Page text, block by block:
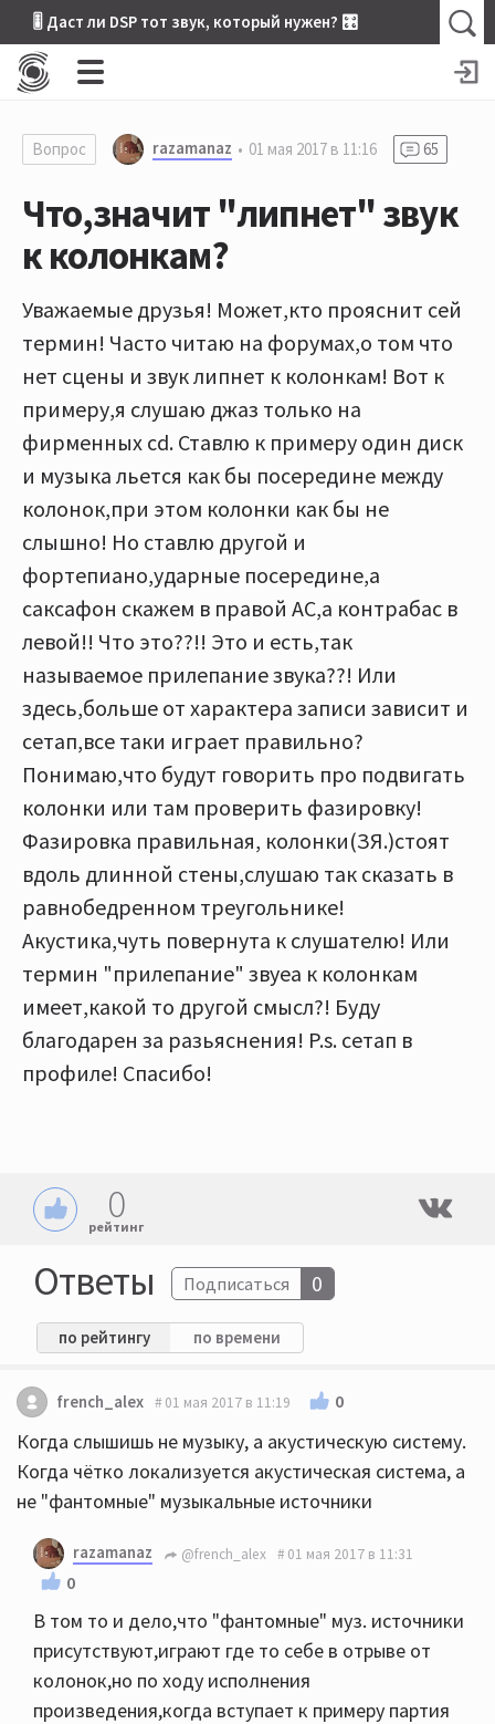
🎚 Даст ли DSP тот звук, который нужен? 🎛
Вопрос razamanaz 01 мая 2017 в 11:16 65
Что,значит "липнет" звук
к колонкам?
Уважаемые друзья! Может,кто прояснит сей
термин! Часто читаю на форумах,о том что
нет сцены и звук липнет к колонкам! Вот к
примеру,я слушаю джаз только на
фирменных cd. Ставлю к примеру один диск
и музыка льется как бы посередине между
колонок,при этом колонки как бы не
слышно! Но ставлю другой и
фортепиано,ударные посередине,а
саксафон скажем в правой АС,а контрабас в
левой!! Что это??!! Это и есть,так
называемое прилепание звука??! Или
здесь,больше от характера записи зависит и
сетап,все таки играет правильно?
Понимаю,что будут говорить про подвигать
колонки или там проверить фазировку!
Фазировка правильная, колонки(ЗЯ.)стоят
вдоль длинной стены,слушаю так сказать в
равнобедренном треугольнике!
Акустика,чуть повернута к слушателю! Или
термин "прилепание" звуеа к колонкам
имеет,какой то другой смысл?! Буду
благодарен за разьяснения! P.s. сетап в
профиле! Спасибо!
0
рейтинг
Ответы Подписаться 0
по рейтингу по времени
french_alex 01 мая 2017 в 11:19 0
Когда слышишь не музыку, а акустическую систему.
Когда чётко локализуется акустическая система, а
не "фантомные" музыкальные источники
razamanaz @french_alex 01 мая 2017 в 11:31
0
В том то и дело,что "фантомные" муз. источники
присутствуют,играют где то себе в отрыве от
колонок,но по ходу исполнения
произведения,когда вступает к примеру партия